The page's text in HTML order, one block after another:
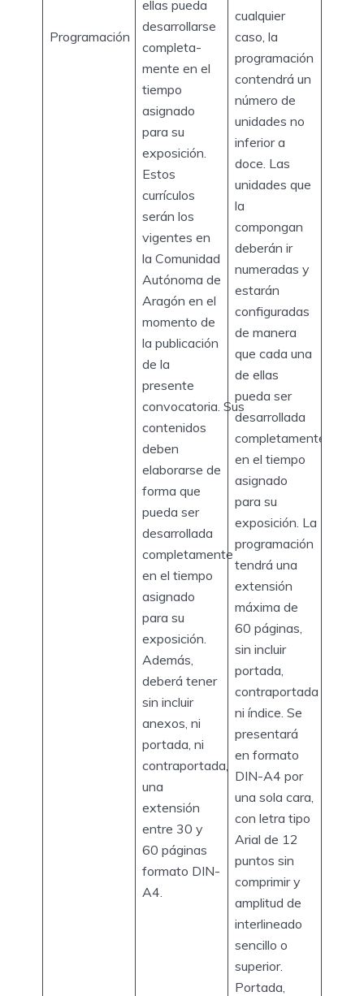
Programación
ellas pueda
desarrollarse
completa-
mente en el
tiempo
asignado
para su
exposición.
Estos
currículos
serán los
vigentes en
la Comunidad
Autónoma de
Aragón en el
momento de
la publicación
de la
presente
convocatoria. Sus
contenidos
deben
elaborarse de
forma que
pueda ser
desarrollada
completamente
en el tiempo
asignado
para su
exposición.
Además,
deberá tener
sin incluir
anexos, ni
portada, ni
contraportada,
una
extensión
entre 30 y
60 páginas
formato DIN-
A4.
cualquier
caso, la
programación
contendrá un
número de
unidades no
inferior a
doce. Las
unidades que
la
compongan
deberán ir
numeradas y
estarán
configuradas
de manera
que cada una
de ellas
pueda ser
desarrollada
completamente
en el tiempo
asignado
para su
exposición. La
programación
tendrá una
extensión
máxima de
60 páginas,
sin incluir
portada,
contraportada
ni índice. Se
presentará
en formato
DIN-A4 por
una sola cara,
con letra tipo
Arial de 12
puntos sin
comprimir y
amplitud de
interlineado
sencillo o
superior.
Portada,